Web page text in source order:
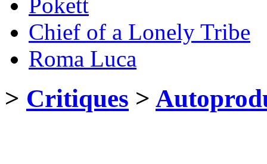
Chief of a Lonely Tribe
Roma Luca
> Critiques >